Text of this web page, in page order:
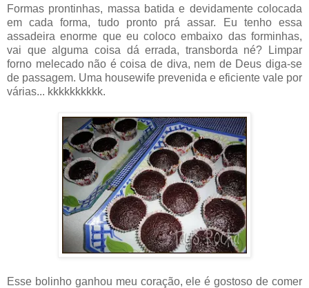
Formas prontinhas, massa batida e devidamente colocada
em cada forma, tudo pronto prá assar. Eu tenho essa
assadeira enorme que eu coloco embaixo das forminhas,
vai que alguma coisa dá errada, transborda né? Limpar
forno melecado não é coisa de diva, nem de Deus diga-se
de passagem. Uma housewife prevenida e eficiente vale por
várias... kkkkkkkkkk.
Esse bolinho ganhou meu coração, ele é gostoso de comer